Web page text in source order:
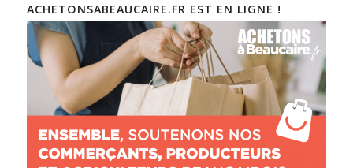
ACHETONSABEAUCAIRE.FR EST EN LIGNE !